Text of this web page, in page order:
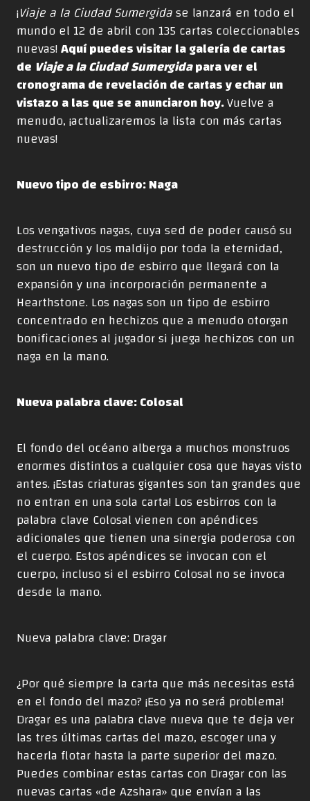
¡Viaje a la Ciudad Sumergidase lanzará en todo el
mundo el 12 de abril con 135 cartas coleccionables
nuevas!Aquí puedes visitar la galería de cartas
de Viaje a la Ciudad Sumergidapara ver el
cronograma de revelación de cartas y echar un
vistazo a las que se anunciaron hoy.Vuelve a
menudo, ¡actualizaremos la lista con más cartas
nuevas!
Nuevo tipo de esbirro: Naga
Los vengativos nagas, cuya sed de poder causó su
destrucción y los maldijo por toda la eternidad,
son un nuevo tipo de esbirro que llegará con la
expansión y una incorporación permanente a
Hearthstone. Los nagas son un tipo de esbirro
concentrado en hechizos que a menudo otorgan
bonificaciones al jugador si juega hechizos con un
naga en la mano.
Nueva palabra clave: Colosal
El fondo del océano alberga a muchos monstruos
enormes distintos a cualquier cosa que hayas visto
antes. ¡Estas criaturas gigantes son tan grandes que
no entran en una sola carta! Los esbirros con la
palabra clave Colosal vienen con apéndices
adicionales que tienen una sinergia poderosa con
el cuerpo. Estos apéndices se invocan con el
cuerpo, incluso si el esbirro Colosal no se invoca
desde la mano.
Nueva palabra clave: Dragar
¿Por qué siempre la carta que más necesitas está
en el fondo del mazo? ¡Eso ya no será problema!
Dragar es una palabra clave nueva que te deja ver
las tres últimas cartas del mazo, escoger una y
hacerla flotar hasta la parte superior del mazo.
Puedes combinar estas cartas con Dragar con las
nuevas cartas «de Azshara» que envían a las